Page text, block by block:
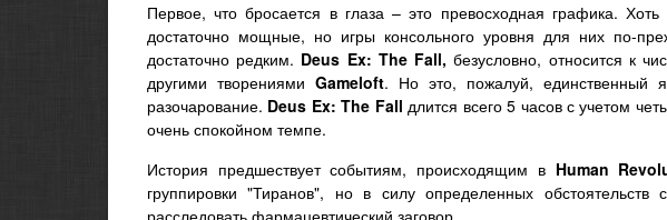
Первое, что бросается в глаза – это превосходная графика.
достаточно мощные, но игры консольного уровня для них по-
достаточно редким. Deus Ex: The Fall, безусловно, относится к
другими творениями Gameloft. Но это, пожалуй, единственный
разочарование. Deus Ex: The Fall длится всего 5 часов с учетом
очень спокойном темпе.
История предшествует событиям, происходящим в Human
группировки "Тиранов", но в силу определенных
расследовать фармацевтический заговор.